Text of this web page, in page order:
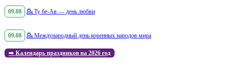
09.08 💁 Ту бе-Ав — день любви
09.08 💁 Международный день коренных народов мира
➡️ Календарь праздников на 2026 год